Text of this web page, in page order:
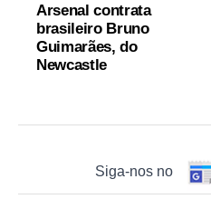
Arsenal contrata
brasileiro Bruno
Guimarães, do
Newcastle
Siga-nos no